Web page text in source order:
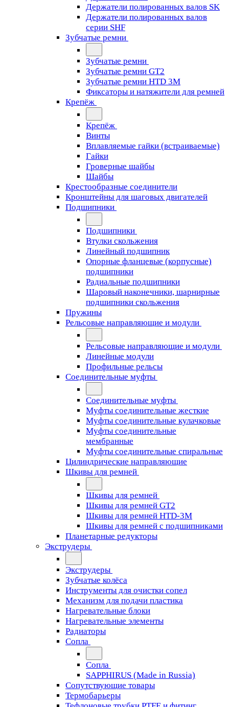
Держатели полированных валов SK
Держатели полированных валов
серии SHF
Зубчатые ремни
Зубчатые ремни
Зубчатые ремни GT2
Зубчатые ремни HTD 3M
Фиксаторы и натяжители для ремней
Крепёж
Крепёж
Винты
Вплавляемые гайки (встраиваемые)
Гайки
Гроверные шайбы
Шайбы
Крестообразные соединители
Кронштейны для шаговых двигателей
Подшипники
Подшипники
Втулки скольжения
Линейный подшипник
Опорные фланцевые (корпусные)
подшипники
Радиальные подшипники
Шаровый наконечники, шарнирные
подшипники скольжения
Пружины
Рельсовые направляющие и модули
Рельсовые направляющие и модули
Линейные модули
Профильные рельсы
Соединительные муфты
Соединительные муфты
Муфты соединительные жесткие
Муфты соединительные кулачковые
Муфты соединительные
мембранные
Муфты соединительные спиральные
Цилиндрические направляющие
Шкивы для ремней
Шкивы для ремней
Шкивы для ремней GT2
Шкивы для ремней HTD-3M
Шкивы для ремней с подшипниками
Планетарные редукторы
Экструдеры
Экструдеры
Зубчатые колёса
Инструменты для очистки сопел
Механизм для подачи пластика
Нагревательные блоки
Нагревательные элементы
Радиаторы
Сопла
Сопла
SAPPHIRUS (Made in Russia)
Сопутствующие товары
Термобарьеры